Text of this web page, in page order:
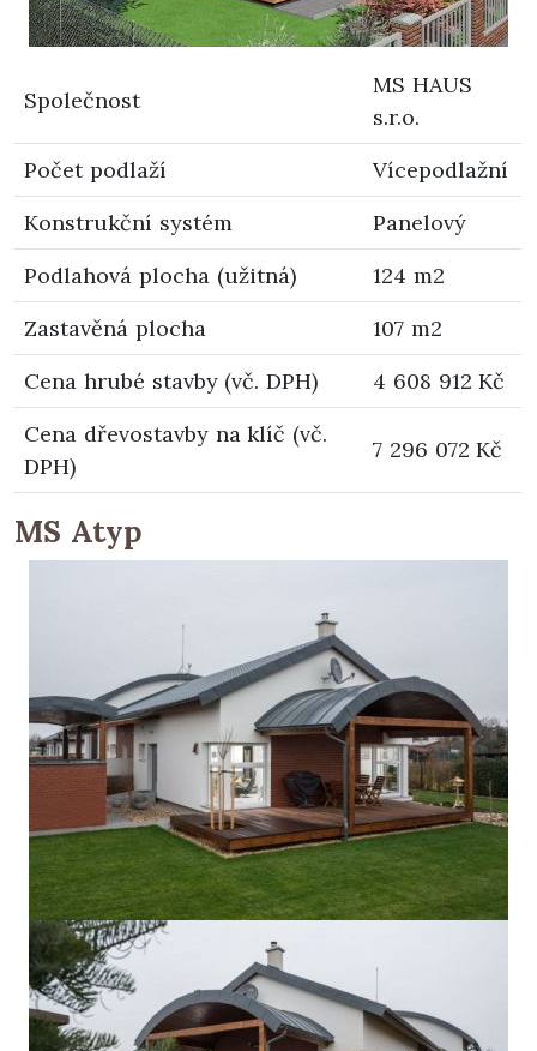
Společnost
MS HAUS
s.r.o.
Počet podlaží
Vícepodlažní
Konstrukční systém
Panelový
Podlahová plocha (užitná)
124 m2
Zastavěná plocha
107 m2
Cena hrubé stavby (vč. DPH)
4 608 912 Kč
Cena dřevostavby na klíč (vč.
DPH)
7 296 072 Kč
MS Atyp